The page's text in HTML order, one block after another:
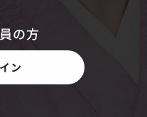
の方
ン